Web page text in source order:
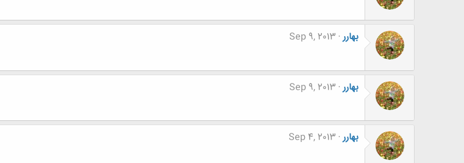
بهارر Sep 9, 2013
بهارر Sep 9, 2013
بهارر Sep 4, 2013